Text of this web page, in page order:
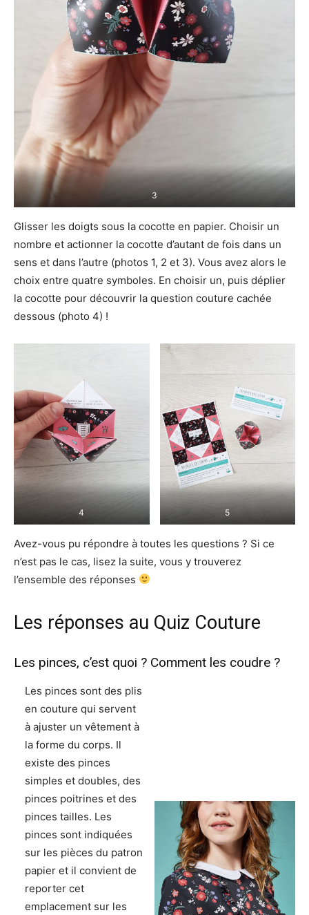
3
Glisser les doigts sous la cocotte en papier. Choisir un
nombre et actionner la cocotte d’autant de fois dans un
sens et dans l’autre (photos 1, 2 et 3). Vous avez alors le
choix entre quatre symboles. En choisir un, puis déplier
la cocotte pour découvrir la question couture cachée
dessous (photo 4) !
4 5
Avez-vous pu répondre à toutes les questions ? Si ce
n’est pas le cas, lisez la suite, vous y trouverez
l’ensemble des réponses
Les réponses au Quiz Couture
Les pinces, c’est quoi ? Comment les coudre ?
Les pinces sont des plis
en couture qui servent
à ajuster un vêtement à
la forme du corps. Il
existe des pinces
simples et doubles, des
pinces poitrines et des
pinces tailles. Les
pinces sont indiquées
sur les pièces du patron
papier et il convient de
reporter cet
emplacement sur les